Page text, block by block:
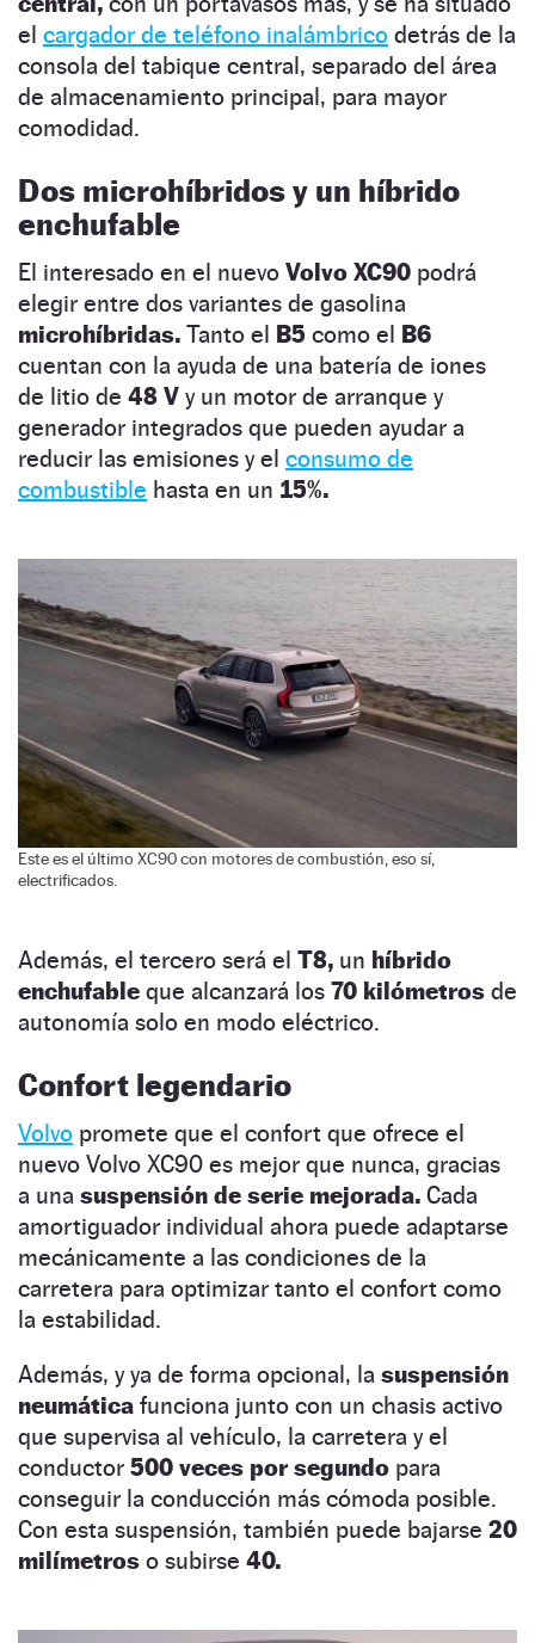
el cargador de teléfono inalámbrico detrás de la
consola del tabique central, separado del área
de almacenamiento principal, para mayor
comodidad.
Dos microhíbridos y un híbrido
enchufable
El interesado en el nuevo Volvo XC90 podrá
elegir entre dos variantes de gasolina
microhíbridas. Tanto el B5 como el B6
cuentan con la ayuda de una batería de iones
de litio de 48 V y un motor de arranque y
generador integrados que pueden ayudar a
reducir las emisiones y el consumo de
combustible hasta en un 15%.
Este es el último XC90 con motores de combustión, eso sí,
electrificados.
Además, el tercero será el T8, un híbrido
enchufable que alcanzará los 70 kilómetros de
autonomía solo en modo eléctrico.
Confort legendario
Volvo promete que el confort que ofrece el
nuevo Volvo XC90 es mejor que nunca, gracias
a una suspensión de serie mejorada. Cada
amortiguador individual ahora puede adaptarse
mecánicamente a las condiciones de la
carretera para optimizar tanto el confort como
la estabilidad.
Además, y ya de forma opcional, la suspensión
neumática funciona junto con un chasis activo
que supervisa al vehículo, la carretera y el
conductor 500 veces por segundo para
conseguir la conducción más cómoda posible.
Con esta suspensión, también puede bajarse 20
milímetros o subirse 40.